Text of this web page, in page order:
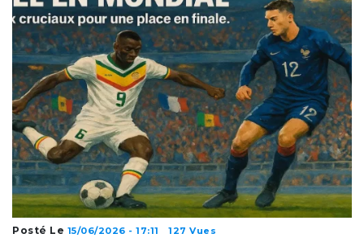
Posté Le 15/06/2026 - 17:11 127 Vues